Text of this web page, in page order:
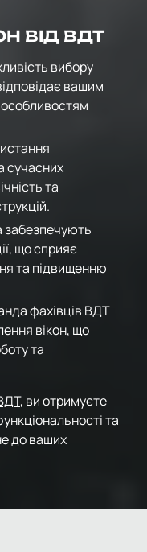
ВІД ВДТ
вибору
вашим
сучасних
та
забезпечують
що сприяє
та підвищенню
фахівців ВДТ
вікон, що
та
, ви отримуєте
та
до ваших